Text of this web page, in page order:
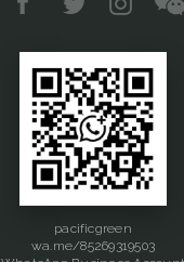
pacificgreen
wa.me/85269319503